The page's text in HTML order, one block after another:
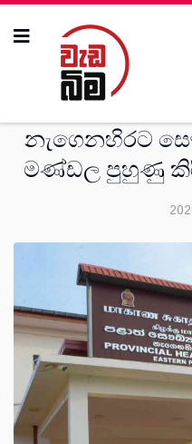
නැගෙනහිරට
මණ්ඩල පුහුණු